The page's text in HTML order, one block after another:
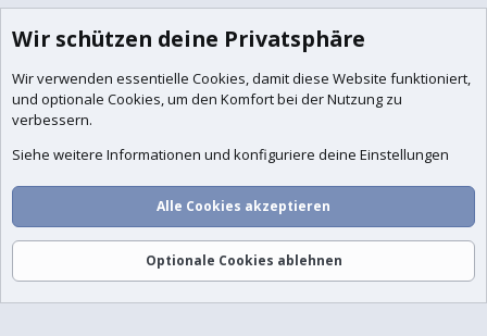
Foren Aktuelles Anmelden Registrieren Suche
Wir schützen deine Privatsphäre
Wir verwenden essentielle Cookies, damit diese Website funktioniert,
und optionale Cookies, um den Komfort bei der Nutzung zu
verbessern.
Siehe weitere Informationen und konfiguriere deine Einstellungen
Alle Cookies akzeptieren
Optionale Cookies ablehnen